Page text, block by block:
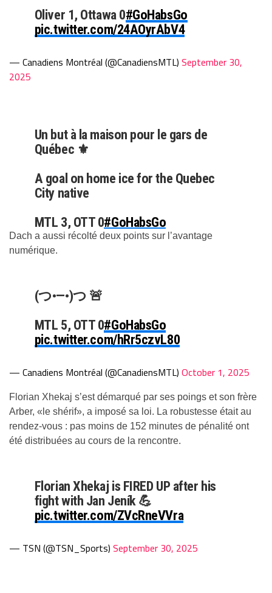
Oliver 1, Ottawa 0#GoHabsGo
pic.twitter.com/24AOyrAbV4
— Canadiens Montréal (@CanadiensMTL) September 30,
2025
Un but à la maison pour le gars de
Québec ⚜️
A goal on home ice for the Quebec
City native
MTL 3, OTT 0#GoHabsGo
pic.twitter.com/Oukykhuvp4
Dach a aussi récolté deux points sur l’avantage
numérique.
(つ•—•)つ 🚨
MTL 5, OTT 0#GoHabsGo
pic.twitter.com/hRr5czvL80
— Canadiens Montréal (@CanadiensMTL) October 1, 2025
Florian Xhekaj s’est démarqué par ses poings et son frère
Arber, «le shérif», a imposé sa loi. La robustesse était au
rendez-vous : pas moins de 152 minutes de pénalité ont
été distribuées au cours de la rencontre.
Florian Xhekaj is FIRED UP after his
fight with Jan Jeník 💪
pic.twitter.com/ZVcRneVVra
— TSN (@TSN_Sports) September 30, 2025